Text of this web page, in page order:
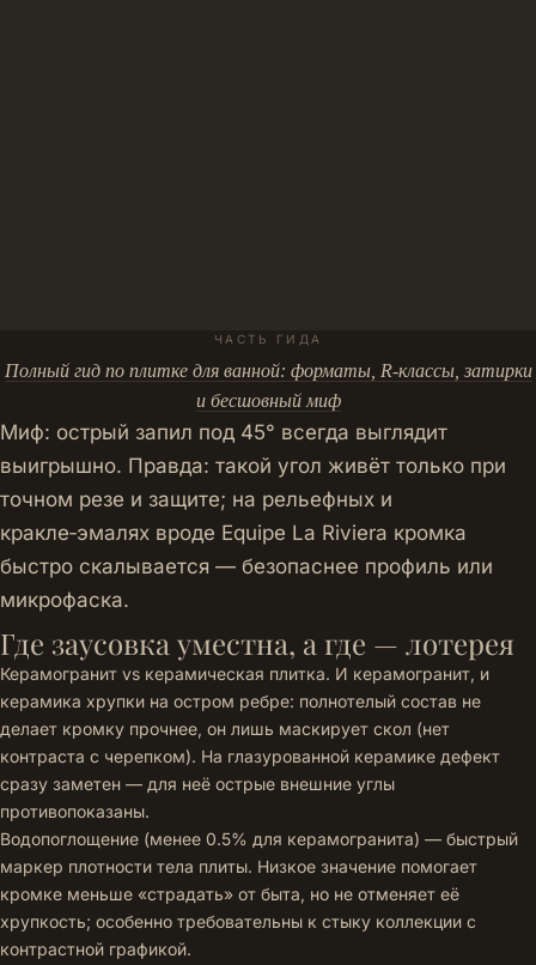
ЧАСТЬ ГИДА
Полный гид по плитке для ванной: форматы, R-классы, затирки
и бесшовный миф
Миф: острый запил под 45° всегда выглядит
выигрышно. Правда: такой угол живёт только при
точном резе и защите; на рельефных и
кракле‑эмалях вроде Equipe La Riviera кромка
быстро скалывается — безопаснее профиль или
микрофаска.
Где заусовка уместна, а где — лотерея
Керамогранит vs керамическая плитка. И керамогранит, и
керамика хрупки на остром ребре: полнотелый состав не
делает кромку прочнее, он лишь маскирует скол (нет
контраста с черепком). На глазурованной керамике дефект
сразу заметен — для неё острые внешние углы
противопоказаны.
Водопоглощение (менее 0.5% для керамогранита) — быстрый
маркер плотности тела плиты. Низкое значение помогает
кромке меньше «страдать» от быта, но не отменяет её
хрупкость; особенно требовательны к стыку коллекции с
контрастной графикой.